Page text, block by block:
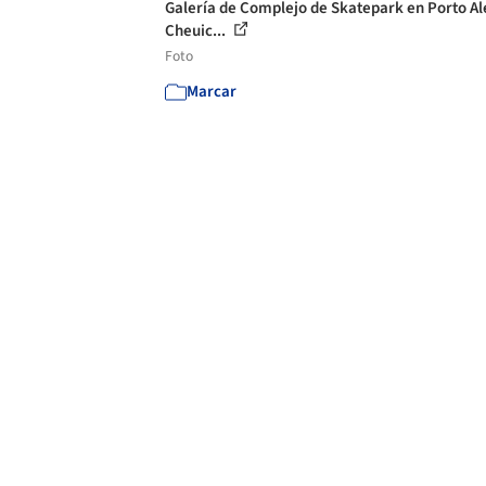
Galería de Complejo de Skatepark en Porto
Cheuic...
Foto
Marcar